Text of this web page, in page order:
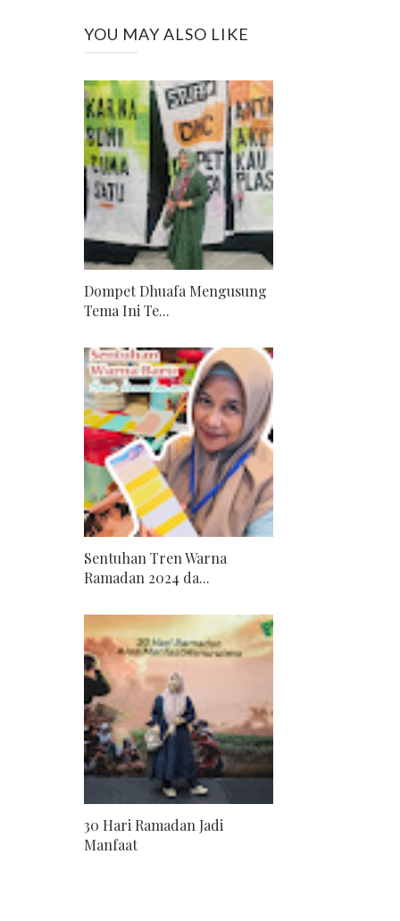
YOU MAY ALSO LIKE
Dompet Dhuafa Mengusung
Tema Ini Te...
Sentuhan Tren Warna
Ramadan 2024 da...
30 Hari Ramadan Jadi
Manfaat